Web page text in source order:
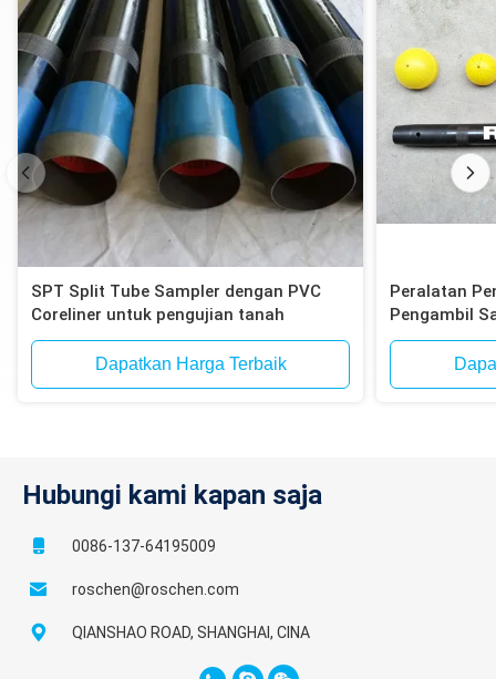
SPT Split Tube Sampler dengan PVC
Coreliner untuk pengujian tanah
Dapatkan Harga Terbaik
Peralatan
Pengambil
Hubungi kami kapan saja
0086-137-64195009
roschen@roschen.com
QIANSHAO ROAD, SHANGHAI, CINA